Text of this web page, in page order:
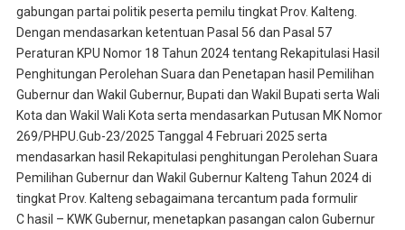
gabungan partai politik peserta pemilu tingkat Prov. Kalteng.
Dengan mendasarkan ketentuan Pasal 56 dan Pasal 57
Peraturan KPU Nomor 18 Tahun 2024 tentang Rekapitulasi Hasil
Penghitungan Perolehan Suara dan Penetapan hasil Pemilihan
Gubernur dan Wakil Gubernur, Bupati dan Wakil Bupati serta Wali
Kota dan Wakil Wali Kota serta mendasarkan Putusan MK Nomor
269/PHPU.Gub-23/2025 Tanggal 4 Februari 2025 serta
mendasarkan hasil Rekapitulasi penghitungan Perolehan Suara
Pemilihan Gubernur dan Wakil Gubernur Kalteng Tahun 2024 di
tingkat Prov. Kalteng sebagaimana tercantum pada formulir
C hasil – KWK Gubernur, menetapkan pasangan calon Gubernur